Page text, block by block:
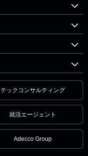
テックコンサルティング
就活エージェント
Adecco Group